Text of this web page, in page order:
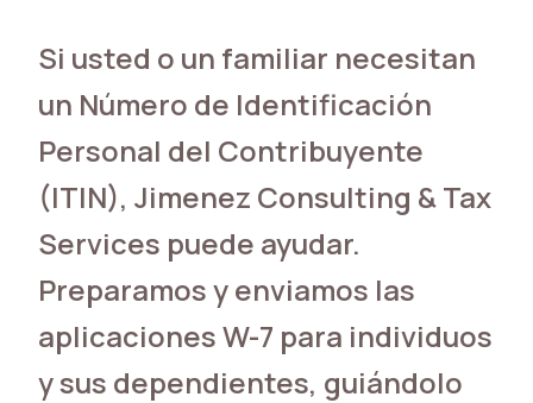
Si usted o un familiar necesitan
un Número de Identificación
Personal del Contribuyente
(ITIN), Jimenez Consulting & Tax
Services puede ayudar.
Preparamos y enviamos las
aplicaciones W-7 para individuos
y sus dependientes, guiándolo